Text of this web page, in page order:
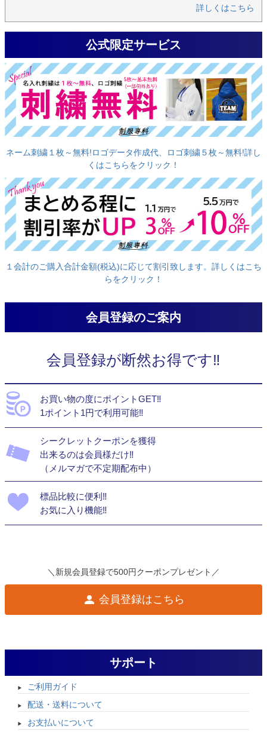
詳しくはこちら
公式限定サービス
ネーム刺繍１枚～無料!ロゴデータ作成代、ロゴ刺繍５枚～無料!詳し
くはこちらをクリック！
１会計のご購入合計金額(税込)に応じて割引致します。詳しくはこち
らをクリック！
会員登録のご案内
会員登録が断然お得です‼
お買い物の度にポイントGET‼
1ポイント1円で利用可能‼
シークレットクーポンを獲得
出来るのは会員様だけ‼
（メルマガで不定期配布中）
標品比較に便利‼
お気に入り機能‼
＼新規会員登録で500円クーポンプレゼント／
会員登録はこちら
サポート
ご利用ガイド
配送・送料について
お支払いについて